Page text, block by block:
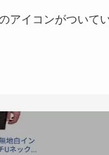
アイコンがついて